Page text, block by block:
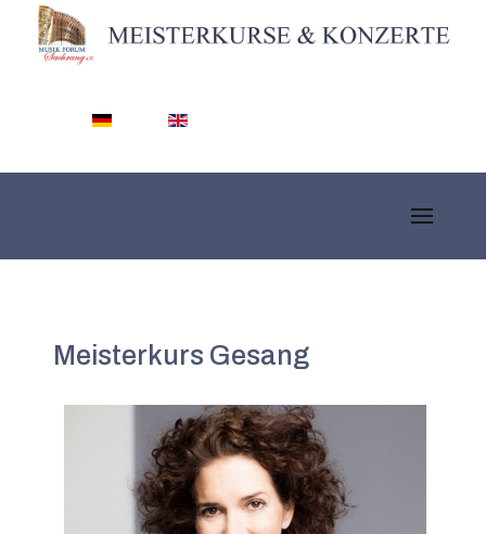
Sprache auswählen
Meisterkurs Gesang